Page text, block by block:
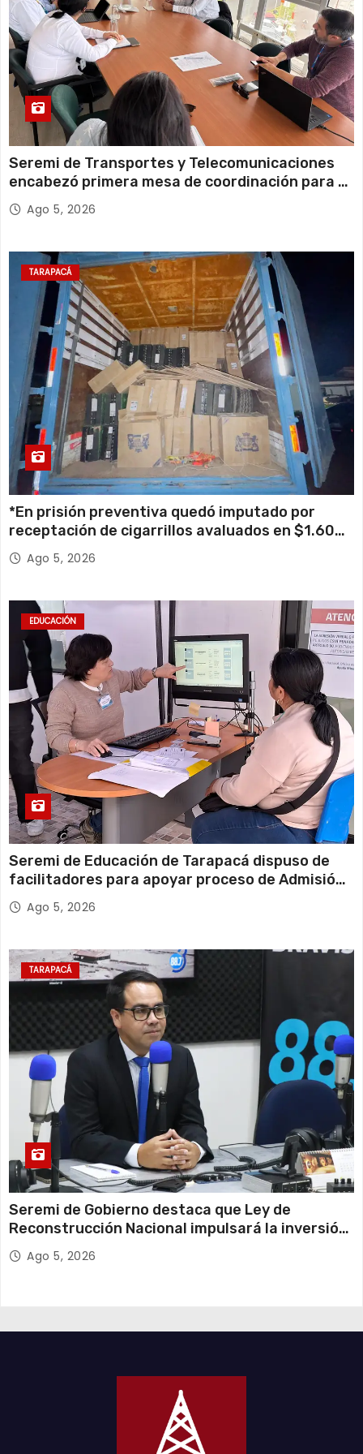
Seremi de Transportes y Telecomunicaciones
encabezó primera mesa de coordinación para el
retiro de cables en desuso en Iquique
Ago 5, 2026
TARAPACÁ
*En prisión preventiva quedó imputado por
receptación de cigarrillos avaluados en $1.600
millones*
Ago 5, 2026
EDUCACIÓN
Seremi de Educación de Tarapacá dispuso de
facilitadores para apoyar proceso de Admisión
Escolar 2027
Ago 5, 2026
TARAPACÁ
Seremi de Gobierno destaca que Ley de
Reconstrucción Nacional impulsará la inversión
y el empleo en Tarapacá
Ago 5, 2026